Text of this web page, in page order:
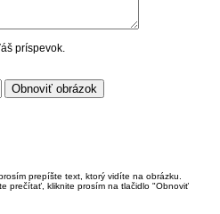
príspevok.
prepíšte text, ktorý vidíte na obrázku.
prečítať, kliknite prosím na tlačidlo "Obnoviť